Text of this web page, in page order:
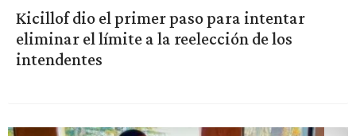
Kicillof dio el primer paso para intentar
eliminar el límite a la reelección de los
intendentes